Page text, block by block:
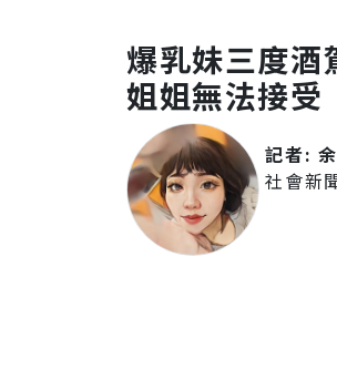
爆乳妹三度
姐姐無法接受
記者:
社會新